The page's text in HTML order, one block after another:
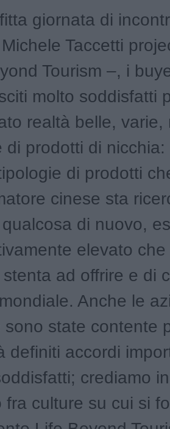
giornata di
Taccetti
Tourism –, i
molto soddisfatti
realtà belle, varie,
di prodotti di nicchia:
di prodotti
cinese sta
di nuovo,
elevato
ad offrire e di
Anche le
sono state contente
definiti accordi
crediamo
fra culture su cui si